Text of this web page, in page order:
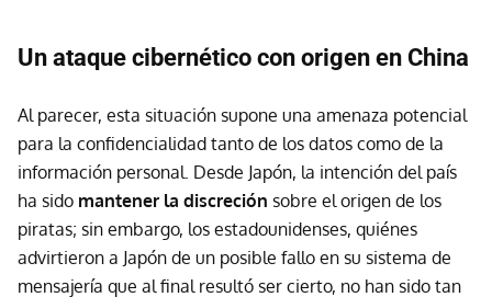
Un ataque cibernético con origen en China
Al parecer, esta situación supone una amenaza potencial
para la confidencialidad tanto de los datos como de la
información personal. Desde Japón, la intención del país
ha sido mantener la discreción sobre el origen de los
piratas; sin embargo, los estadounidenses, quiénes
advirtieron a Japón de un posible fallo en su sistema de
mensajería que al final resultó ser cierto, no han sido tan